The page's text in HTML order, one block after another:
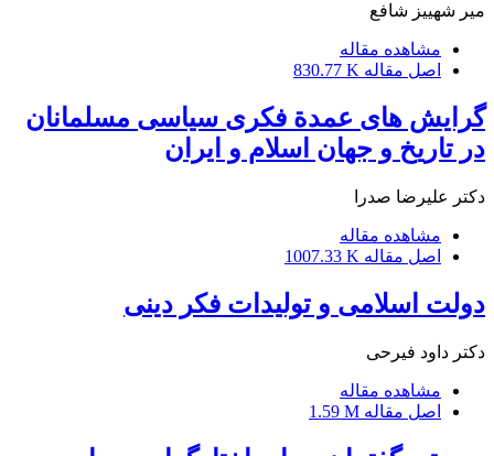
میر شهییز شافع
مشاهده مقاله
اصل مقاله 830.77 K
گرایش های عمدة فکری سیاسی مسلمانان
در تاریخ و جهان اسلام و ایران
دکتر علیرضا صدرا
مشاهده مقاله
اصل مقاله 1007.33 K
دولت اسلامی و تولیدات فکر دینی
دکتر داود فیرحی
مشاهده مقاله
اصل مقاله 1.59 M